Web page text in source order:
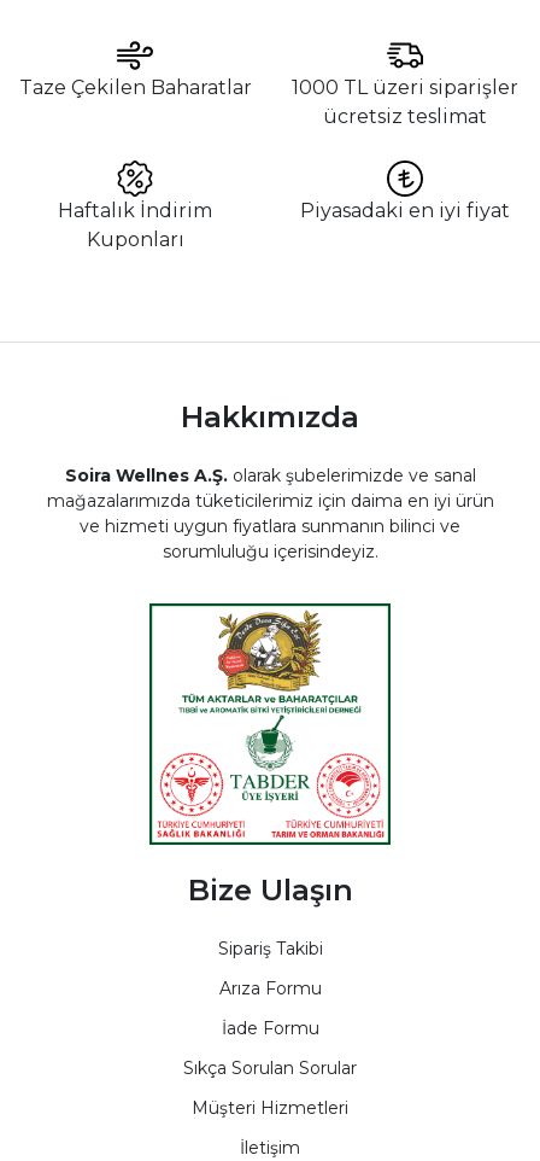
Taze Çekilen Baharatlar
1000 TL üzeri siparişler
ücretsiz teslimat
Haftalık İndirim
Kuponları
Piyasadaki en iyi fiyat
Hakkımızda
Soira Wellnes A.Ş.olarak şubelerimizde ve sanal
mağazalarımızda tüketicilerimiz için daima en iyi ürün
ve hizmeti uygun fiyatlara sunmanın bilinci ve
sorumluluğu içerisindeyiz.
Bize Ulaşın
Sipariş Takibi
Arıza Formu
İade Formu
Sıkça Sorulan Sorular
Müşteri Hizmetleri
İletişim